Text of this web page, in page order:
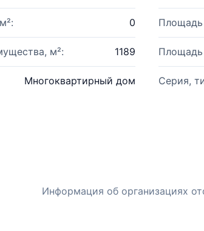
0 Площадь
м²: 1189 Площадь
Многоквартирный дом Серия,
Информация об организациях